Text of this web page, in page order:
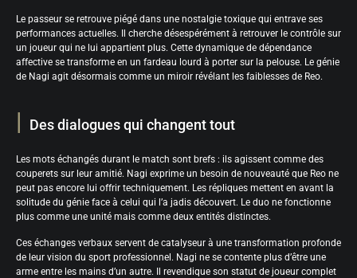
Le passeur se retrouve piégé dans une nostalgie toxique qui entrave ses
performances actuelles. Il cherche désespérément à retrouver le contrôle sur
un joueur qui ne lui appartient plus. Cette dynamique de dépendance
affective se transforme en un fardeau lourd à porter sur la pelouse. Le génie
de Nagi agit désormais comme un miroir révélant les faiblesses de Reo.
Des dialogues qui changent tout
Les mots échangés durant le match sont brefs : ils agissent comme des
couperets sur leur amitié. Nagi exprime un besoin de nouveauté que Reo ne
peut pas encore lui offrir techniquement. Les répliques mettent en avant la
solitude du génie face à celui qui l’a jadis découvert. Le duo ne fonctionne
plus comme une unité mais comme deux entités distinctes.
Ces échanges verbaux servent de catalyseur à une transformation profonde
de leur vision du sport professionnel. Nagi ne se contente plus d’être une
arme entre les mains d’un autre. Il revendique son statut de joueur complet